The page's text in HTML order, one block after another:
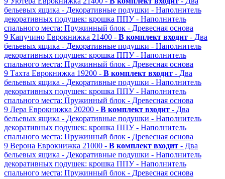
бельевых ящика - Декоративные подушки - Наполнитель
декоративных подушек: крошка ППУ - Наполнитель
спального места: Пружинный блок - Древесная основа
9 Капучино Еврокнижка 21400 - В комплект входит - Два
бельевых ящика - Декоративные подушки - Наполнитель
декоративных подушек: крошка ППУ - Наполнитель
спального места: Пружинный блок - Древесная основа
9 Тахта Еврокнижка 19200 - В комплект входит - Два
бельевых ящика - Декоративные подушки - Наполнитель
декоративных подушек: крошка ППУ - Наполнитель
спального места: Пружинный блок - Древесная основа
9 Лера Еврокнижка 20200 - В комплект входит - Два
бельевых ящика - Декоративные подушки - Наполнитель
декоративных подушек: крошка ППУ - Наполнитель
спального места: Пружинный блок - Древесная основа
9 Верона Еврокнижка 21000 - В комплект входит - Два
бельевых ящика - Декоративные подушки - Наполнитель
декоративных подушек: крошка ППУ - Наполнитель
спального места: Пружинный блок - Древесная основа